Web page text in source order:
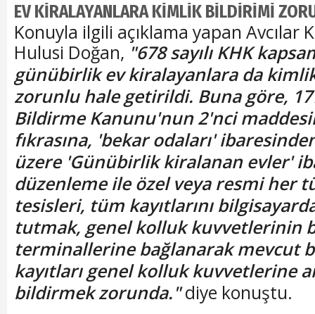
EV KİRALAYANLARA KİMLİK BİLDİRİMİ
Konuyla ilgili açıklama yapan Avcılar
Hulusi Doğan, "678 sayılı KHK
günübirlik ev kiralayanlara da
zorunlu hale getirildi. Buna göre,
Bildirme Kanunu'nun 2'nci
fıkrasına, 'bekar odaları'
üzere 'Günübirlik kiralanan evler'
düzenleme ile özel veya resmi her
tesisleri, tüm kayıtlarını
tutmak, genel kolluk kuvvetlerinin
terminallerine bağlanarak mevcut
kayıtları genel kolluk kuvvetlerine
bildirmek zorunda."diye konuştu.